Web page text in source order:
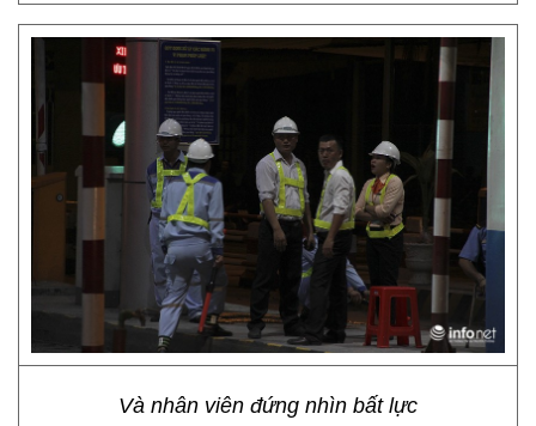
Và nhân viên đứng nhìn bất lực